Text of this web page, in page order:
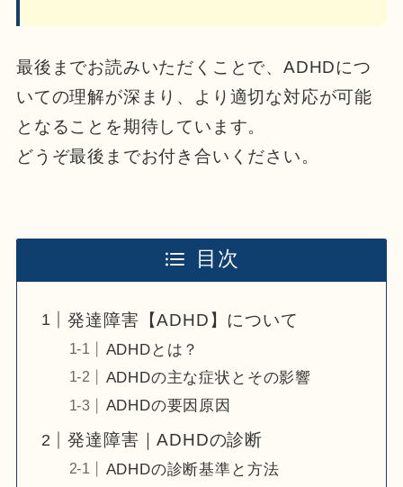
最後までお読みいただくことで、ADHDにつ
いての理解が深まり、より適切な対応が可能
となることを期待しています。
どうぞ最後までお付き合いください。
目次
発達障害【ADHD】について
ADHDとは？
ADHDの主な症状とその影響
ADHDの要因原因
発達障害｜ADHDの診断
ADHDの診断基準と方法